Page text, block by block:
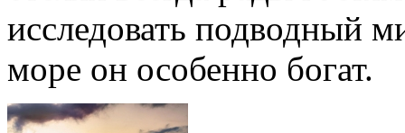
исследовать подводный
море он особенно богат.